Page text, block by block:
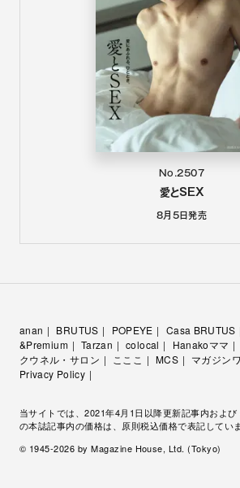
No.2507
愛とSEX
8月5日発売
anan BRUTUS POPEYE Casa BRUTUS
&Premium
Tarzan colocal Hanakoママ
クウネル・サロン
こここ MCS マガジン
Privacy Policy
当サイトでは、2021年4月1日以降更新記事内およ
の本誌記事内の価格は、原則税込価格で表記していま
© 1945-2026 by Magazine House, Ltd. (Tokyo)